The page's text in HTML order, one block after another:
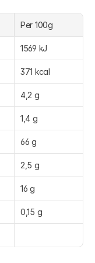
Per 100g
1569 kJ
371 kcal
4,2 g
1,4 g
66 g
2,5 g
16 g
0,15 g